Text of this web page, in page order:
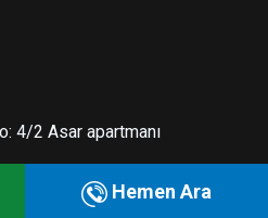
4/2 Asar apartmanı
Hemen Ara